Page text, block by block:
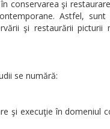
conservarea şi
Astfel,
şi restaurării picturii
se numără:
şi execuţie în domeniul